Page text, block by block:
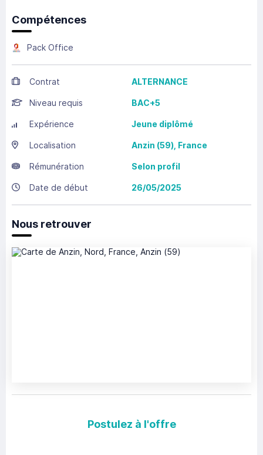
Compétences
Pack Office
Contrat ALTERNANCE
Niveau requis BAC+5
Expérience Jeune diplômé
Localisation Anzin (59), France
Rémunération Selon profil
Date de début 26/05/2025
Nous retrouver
Postulez à l'offre